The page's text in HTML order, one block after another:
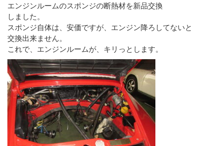
エンジンルームのスポンジの断熱材を新品交換
しました。
スポンジ自体は、安価ですが、エンジン降ろしてないと
交換出来ません。
これで、エンジンルームが、キリっとします。